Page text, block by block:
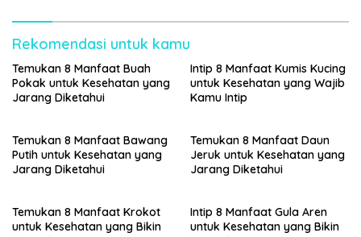
Rekomendasi untuk kamu
Temukan 8 Manfaat Buah
Pokak untuk Kesehatan yang
Jarang Diketahui
Intip 8 Manfaat Kumis Kucing
untuk Kesehatan yang Wajib
Kamu Intip
Temukan 8 Manfaat Bawang
Putih untuk Kesehatan yang
Jarang Diketahui
Temukan 8 Manfaat Daun
Jeruk untuk Kesehatan yang
Jarang Diketahui
Temukan 8 Manfaat Krokot
untuk Kesehatan yang Bikin
Intip 8 Manfaat Gula Aren
untuk Kesehatan yang Bikin